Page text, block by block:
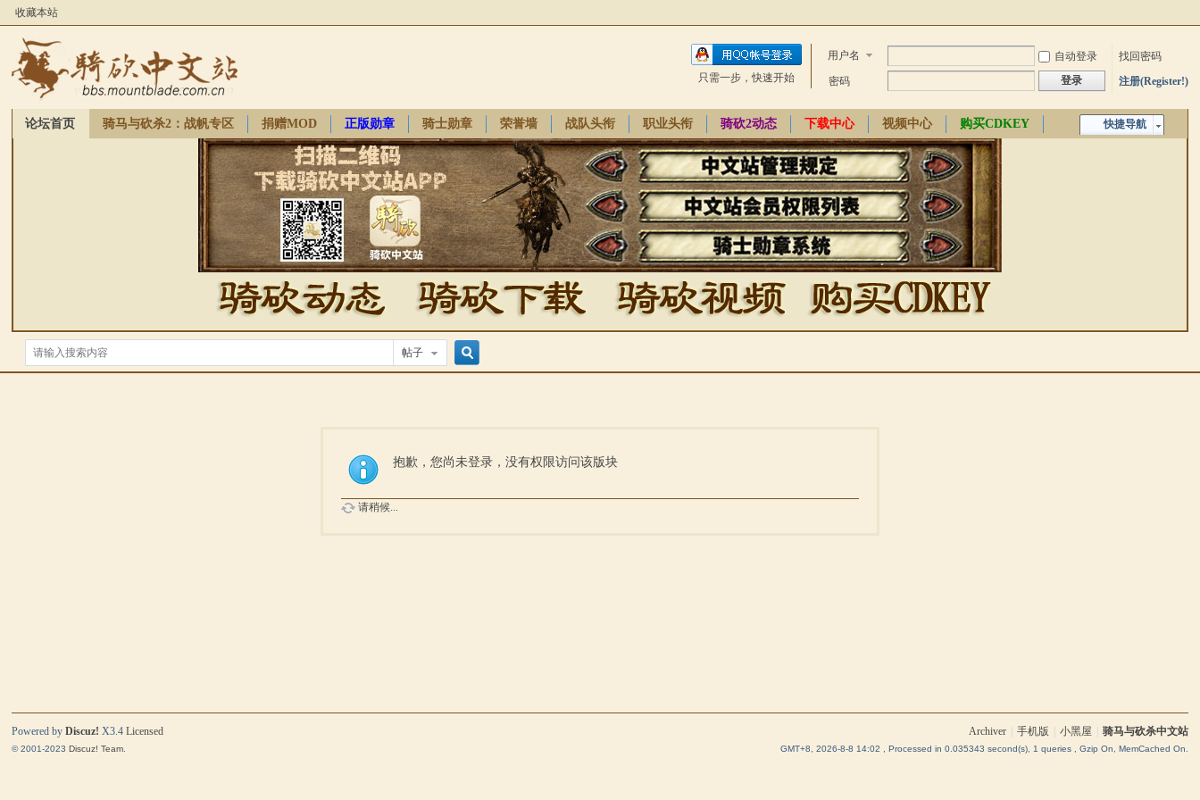
收藏本站
用户名 自动登录
找回密码
密码
登录 注册(Register!)
只需一步，快速开始
快捷导航
论坛首页 骑马与砍杀2：战帆专区 捐赠MOD 正版勋章 骑士勋章 荣誉墙 战队头衔 职业头衔 骑砍2动态 下载中心 视频中心
购买CDKEY
帖子
索
抱歉，您尚未登录，没有权限访问该版块
请稍候...
Archiver 手机版 小黑屋 骑马与砍杀中文站
GMT+8, 2026-8-8 14:02 , Processed in 0.035343 second(s), 1 queries , Gzip On, MemCached On.
Powered byDiscuz! X3.4 Licensed
© 2001-2023Discuz! Team